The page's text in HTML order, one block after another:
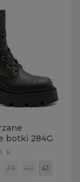
botki 284G
R
39 40 41